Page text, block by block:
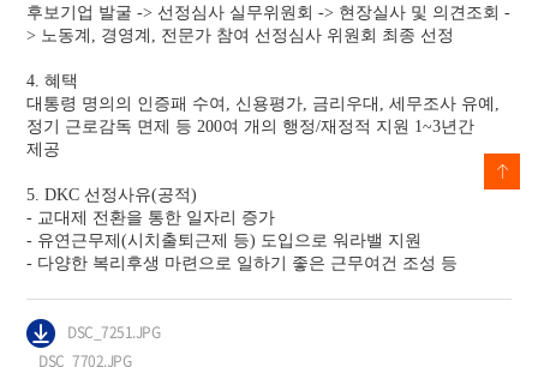
후보기업 발굴 -> 선정심사 실무위원회 -> 현장실사 및 의견조회 -
> 노동계, 경영계, 전문가 참여 선정심사 위원회 최종 선정
4. 혜택
대통령 명의의 인증패 수여, 신용평가, 금리우대, 세무조사 유예,
정기 근로감독 면제 등 200여 개의 행정/재정적 지원 1~3년간
제공
5. DKC 선정사유(공적)
- 교대제 전환을 통한 일자리 증가
- 유연근무제(시치출퇴근제 등) 도입으로 워라밸 지원
- 다양한 복리후생 마련으로 일하기 좋은 근무여건 조성 등
DSC_7251.JPG
DSC_7702.JPG